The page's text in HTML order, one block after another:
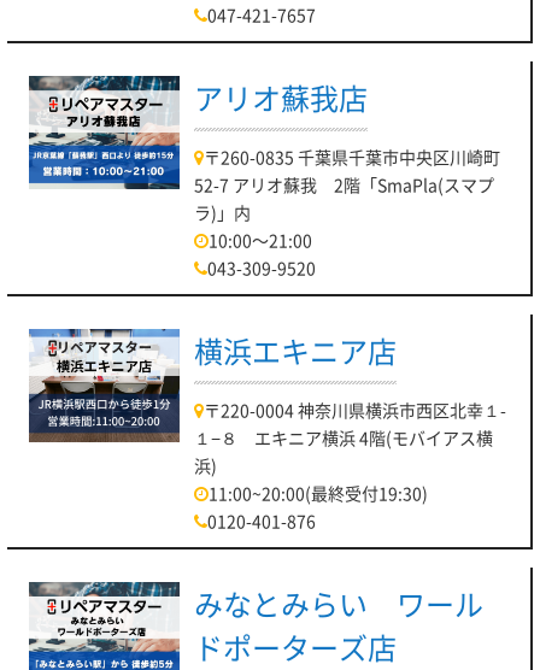
047-421-7657
アリオ蘇我店
〒260-0835 千葉県千葉市中央区川崎町
52-7 アリオ蘇我 2階「SmaPla(スマプ
ラ)」内
10:00～21:00
043-309-9520
横浜エキニア店
〒220-0004 神奈川県横浜市西区北幸１-
１−８ エキニア横浜 4階(モバイアス横
浜)
11:00~20:00(最終受付19:30)
0120-401-876
みなとみらい ワール
ドポーターズ店